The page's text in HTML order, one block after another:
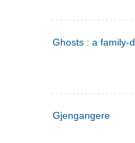
Ghosts : a family-
Gjengangere